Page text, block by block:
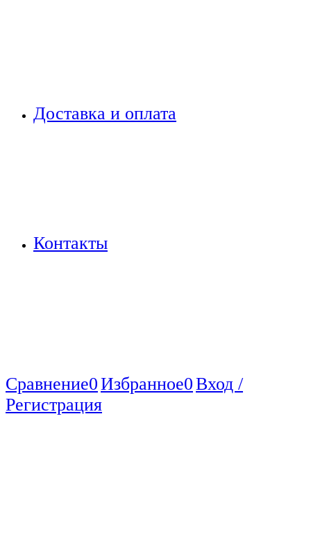
Доставка и оплата
Контакты
Сравнение0Избранное0Вход /
Регистрация